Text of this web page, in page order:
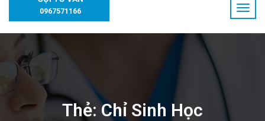
0967571166
Thẻ: Chỉ Sinh Học